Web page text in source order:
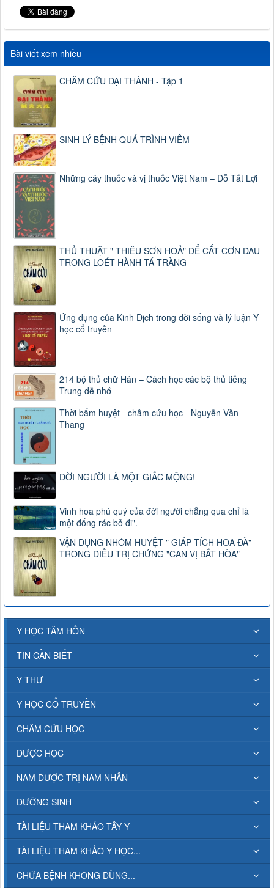
Bài viết xem nhiều
CHÂM CỨU ĐẠI THÀNH - Tập 1
SINH LÝ BỆNH QUÁ TRÌNH VIÊM
Những cây thuốc và vị thuốc Việt Nam – Đỗ Tất Lợi
THỦ THUẬT " THIÊU SƠN HOẢ" ĐỂ CẮT CƠN ĐAU
TRONG LOÉT HÀNH TÁ TRÀNG
Ứng dụng của Kinh Dịch trong đời sống và lý luận Y
học cổ truyền
214 bộ thủ chữ Hán – Cách học các bộ thủ tiếng
Trung dễ nhớ
Thời bấm huyệt - châm cứu học - Nguyễn Văn
Thang
ĐỜI NGƯỜI LÀ MỘT GIẤC MỘNG!
Vinh hoa phú quý của đời người chẳng qua chỉ là
một đống rác bỏ đi".
VẬN DỤNG NHÓM HUYỆT " GIÁP TÍCH HOA ĐÀ"
TRONG ĐIỀU TRỊ CHỨNG "CAN VỊ BẤT HÒA"
Y HỌC TÂM HỒN
TIN CẦN BIẾT
Y THƯ
Y HỌC CỔ TRUYỀN
CHÂM CỨU HỌC
DƯỢC HỌC
NAM DƯỢC TRỊ NAM NHÂN
DƯỠNG SINH
TÀI LIỆU THAM KHẢO TÂY Y
TÀI LIỆU THAM KHẢO Y HỌC...
CHỮA BỆNH KHÔNG DÙNG...